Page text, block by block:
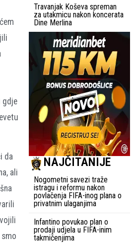
gdje
da
ali
Travanjak Koševa spreman
za utakmicu nakon koncerata
Dine Merlina
NAJČITANIJE
Nogometni savezi traže
istragu i reformu nakon
povlačenja FIFA-inog plana o
privatnim ulaganjima
Infantino povukao plan o
prodaji udjela u FIFA-inim
takmičenjima